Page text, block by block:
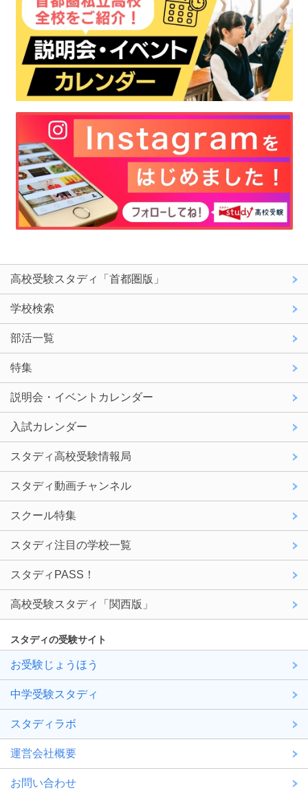
高校受験スタディ「首都圏版」
学校検索
部活一覧
特集
説明会・イベントカレンダー
入試カレンダー
スタディ高校受験情報局
スタディ動画チャンネル
スクール特集
スタディ注目の学校一覧
スタディPASS！
高校受験スタディ「関西版」
スタディの受験サイト
お受験じょうほう
中学受験スタディ
スタディラボ
運営会社概要
お問い合わせ